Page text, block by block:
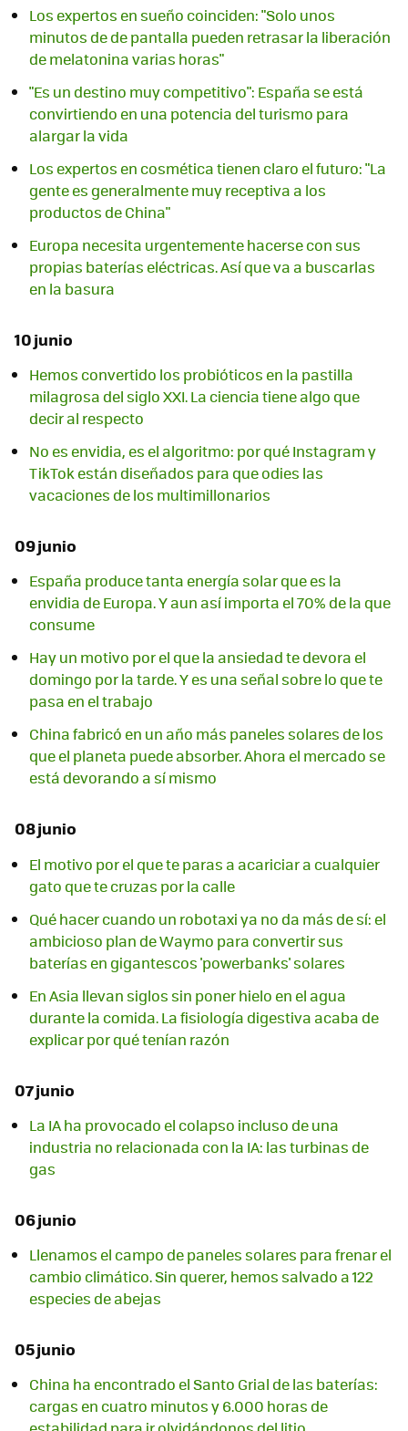
Los expertos en sueño coinciden: "Solo unos
minutos de de pantalla pueden retrasar la liberación
de melatonina varias horas"
"Es un destino muy competitivo": España se está
convirtiendo en una potencia del turismo para
alargar la vida
Los expertos en cosmética tienen claro el futuro: "La
gente es generalmente muy receptiva a los
productos de China"
Europa necesita urgentemente hacerse con sus
propias baterías eléctricas. Así que va a buscarlas
en la basura
10 junio
Hemos convertido los probióticos en la pastilla
milagrosa del siglo XXI. La ciencia tiene algo que
decir al respecto
No es envidia, es el algoritmo: por qué Instagram y
TikTok están diseñados para que odies las
vacaciones de los multimillonarios
09 junio
España produce tanta energía solar que es la
envidia de Europa. Y aun así importa el 70% de la que
consume
Hay un motivo por el que la ansiedad te devora el
domingo por la tarde. Y es una señal sobre lo que te
pasa en el trabajo
China fabricó en un año más paneles solares de los
que el planeta puede absorber. Ahora el mercado se
está devorando a sí mismo
08 junio
El motivo por el que te paras a acariciar a cualquier
gato que te cruzas por la calle
Qué hacer cuando un robotaxi ya no da más de sí: el
ambicioso plan de Waymo para convertir sus
baterías en gigantescos 'powerbanks' solares
En Asia llevan siglos sin poner hielo en el agua
durante la comida. La fisiología digestiva acaba de
explicar por qué tenían razón
07 junio
La IA ha provocado el colapso incluso de una
industria no relacionada con la IA: las turbinas de
gas
06 junio
Llenamos el campo de paneles solares para frenar el
cambio climático. Sin querer, hemos salvado a 122
especies de abejas
05 junio
China ha encontrado el Santo Grial de las baterías:
cargas en cuatro minutos y 6.000 horas de